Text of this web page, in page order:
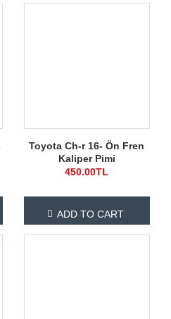
Toyota Ch-r 16- Ön Fren
Kaliper Pimi
450.00TL
ADD TO CART